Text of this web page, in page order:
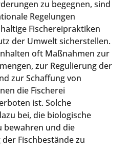
zu begegnen, sind
Regelungen
Fischereipraktiken
der Umwelt sicherstellen.
oft Maßnahmen zur
zur Regulierung der
zur Schaffung von
die Fischerei
ist. Solche
bei, die biologische
bewahren und die
Fischbestände zu